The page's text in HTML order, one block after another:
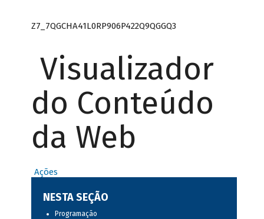
Z7_7QGCHA41L0RP906P422Q9QGGQ3
Visualizador
do Conteúdo
da Web
Ações
NESTA SEÇÃO
Programação